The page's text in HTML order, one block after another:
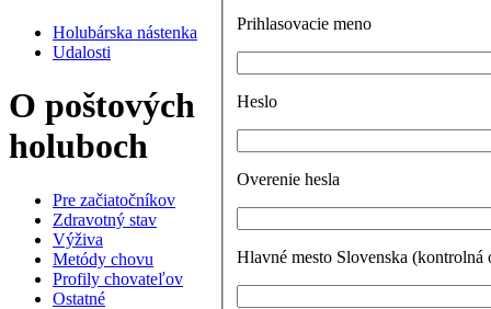
Holubárska nástenka
Udalosti
O poštových
holuboch
Pre začiatočníkov
Zdravotný stav
Výživa
Metódy chovu
Profily chovateľov
Ostatné
Prihlasovacie meno
Heslo
Overenie hesla
Hlavné mesto Slovenska (kontrolná